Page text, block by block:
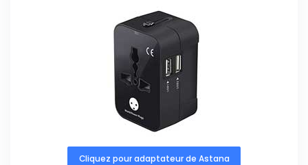
Cliquez pour adaptateur de Astana